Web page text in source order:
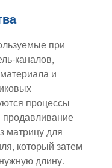
при
каналов,
и
процессы
продавливание
матрицу для
который затем
длину.